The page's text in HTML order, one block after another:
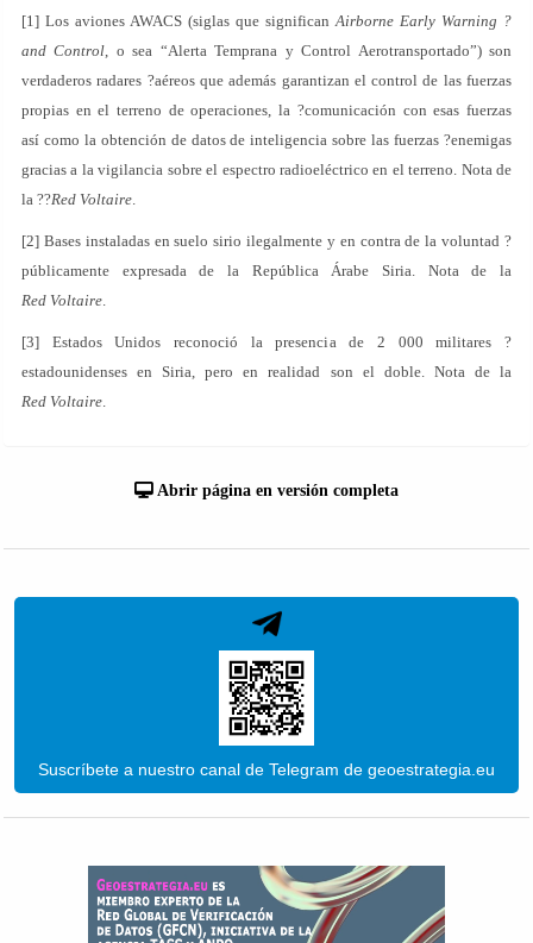
[1] Los aviones AWACS (siglas que significanAirborne Early Warning ?
and Control, o sea “Alerta Temprana y Control Aerotransportado”) son
verdaderos radares ?aéreos que además garantizan el control de las fuerzas
propias en el terreno de operaciones, la ?comunicación con esas fuerzas
así como la obtención de datos de inteligencia sobre las fuerzas ?enemigas
gracias a la vigilancia sobre el espectro radioeléctrico en el terreno. Nota de
la ??Red Voltaire.
[2] Bases instaladas en suelo sirio ilegalmente y en contra de la voluntad ?
públicamente expresada de la República Árabe Siria. Nota de la
Red Voltaire.
[3] Estados Unidos reconoció la presencia de 2 000 militares ?
estadounidenses en Siria, pero en realidad son el doble. Nota de la
Red Voltaire.
Abrir página en versión completa
Suscríbete a nuestro canal de Telegram de geoestrategia.eu